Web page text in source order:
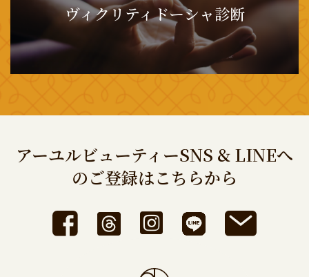
ヴィクリティドーシャ診断
アーユルビューティーSNS & LINEへ
のご登録はこちらから